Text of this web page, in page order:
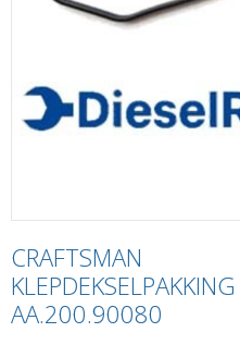
CRAFTSMAN
KLEPDEKSELPAKKING
AA.200.90080